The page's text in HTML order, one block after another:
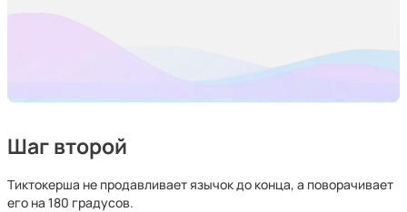
Шаг второй
Тиктокерша не продавливает язычок до конца, а поворачивает
его на 180 градусов.